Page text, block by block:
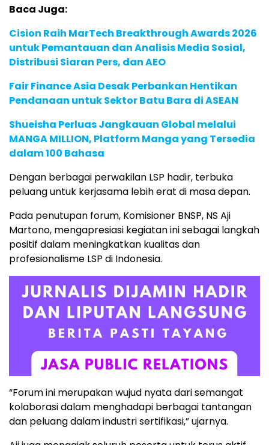
Baca Juga:
Cision Raih MarTech Breakthrough Awards 2026
untuk Pemantauan dan Analisis Media Sosial,
Distribusi Siaran Pers, dan AEO
Fair Finance Asia Desak Perbankan Hentikan
Pendanaan untuk Sektor Batu Bara di ASEAN
Shueisha Perluas Jangkauan Global melalui
MANGA MILLION, Platform Manga yang Tersedia
dalam 100 Bahasa
Dengan berbagai perwakilan LSP hadir, terbuka
peluang untuk kerjasama lebih erat di masa depan.
Pada penutupan forum, Komisioner BNSP, NS Aji
Martono, mengapresiasi kegiatan ini sebagai langkah
positif dalam meningkatkan kualitas dan
profesionalisme LSP di Indonesia.
“Forum ini merupakan wujud nyata dari semangat
kolaborasi dalam menghadapi berbagai tantangan
dan peluang dalam industri sertifikasi,” ujarnya.